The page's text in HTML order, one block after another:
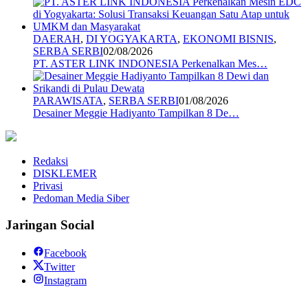
DAERAH, DI YOGYAKARTA, EKONOMI BISNIS,
SERBA SERBI02/08/2026
PT. ASTER LINK INDONESIA Perkenalkan Mes…
PARAWISATA, SERBA SERBI01/08/2026
Desainer Meggie Hadiyanto Tampilkan 8 De…
Redaksi
DISKLEMER
Privasi
Pedoman Media Siber
Jaringan Social
Facebook
Twitter
Instagram